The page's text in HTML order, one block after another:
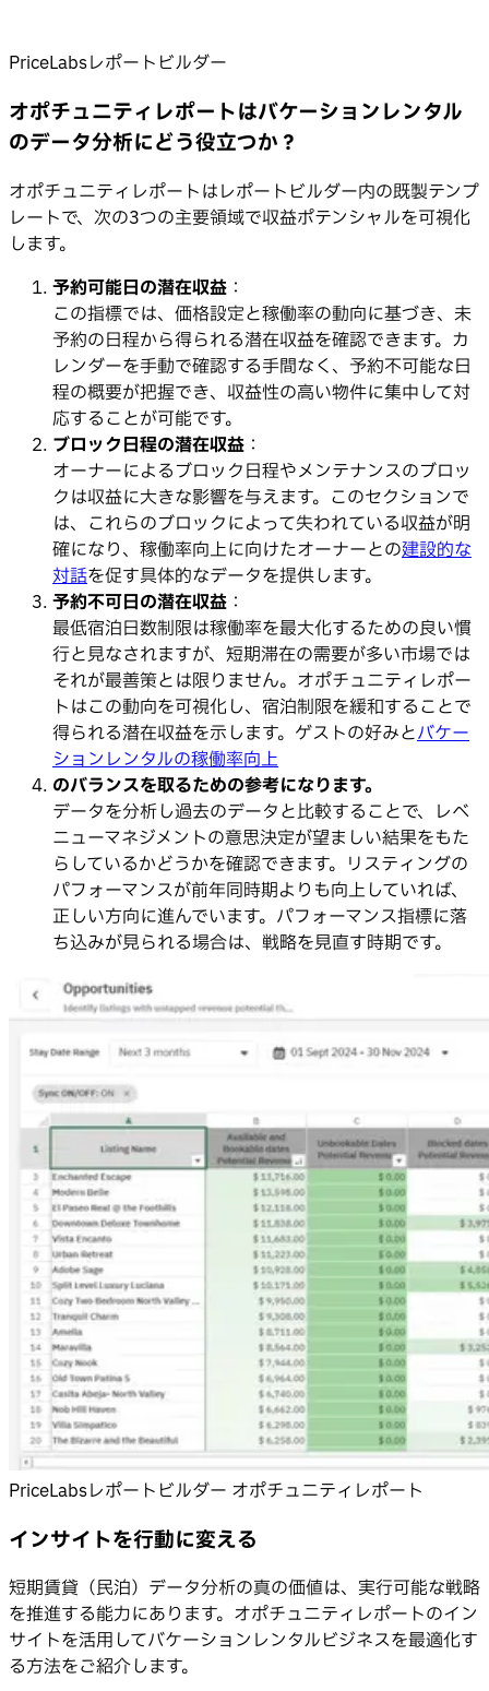
PriceLabsレポートビルダー
オポチュニティレポートはバケーションレンタル
のデータ分析にどう役立つか？
オポチュニティレポートはレポートビルダー内の既製テンプ
レートで、次の3つの主要領域で収益ポテンシャルを可視化
します。
予約可能日の潜在収益 ：
この指標では、価格設定と稼働率の動向に基づき、未
予約の日程から得られる潜在収益を確認できます。カ
レンダーを手動で確認する手間なく、予約不可能な日
程の概要が把握でき、収益性の高い物件に集中して対
応することが可能です。
ブロック日程の潜在収益 ：
オーナーによるブロック日程やメンテナンスのブロッ
クは収益に大きな影響を与えます。このセクションで
は、これらのブロックによって失われている収益が明
確になり、稼働率向上に向けたオーナーとの建設的な
対話を促す具体的なデータを提供します。
予約不可日の潜在収益 ：
最低宿泊日数制限は稼働率を最大化するための良い慣
行と見なされますが、短期滞在の需要が多い市場では
それが最善策とは限りません。オポチュニティレポー
トはこの動向を可視化し、宿泊制限を緩和することで
得られる潜在収益を示します。ゲストの好みとバケー
ションレンタルの稼働率向上
のバランスを取るための参考になります。
データを分析し過去のデータと比較することで、レベ
ニューマネジメントの意思決定が望ましい結果をもた
らしているかどうかを確認できます。リスティングの
パフォーマンスが前年同時期よりも向上していれば、
正しい方向に進んでいます。パフォーマンス指標に落
ち込みが見られる場合は、戦略を見直す時期です。
PriceLabsレポートビルダー オポチュニティレポート
インサイトを行動に変える
短期賃貸（民泊）データ分析の真の価値は、実行可能な戦略
を推進する能力にあります。オポチュニティレポートのイン
サイトを活用してバケーションレンタルビジネスを最適化す
る方法をご紹介します。